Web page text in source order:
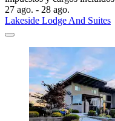
27 ago. - 28 ago.
Lakeside Lodge And Suites